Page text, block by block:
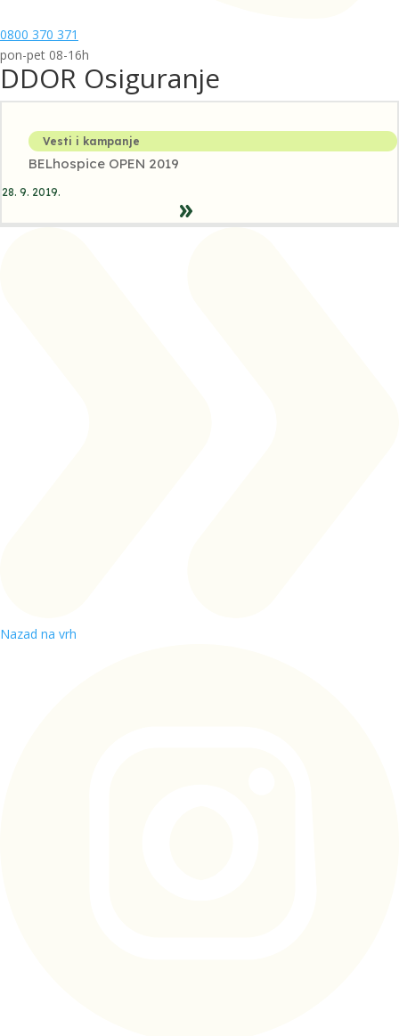
0800 370 371
pon-pet 08-16h
DDOR Osiguranje
Vesti i kampanje
BELhospice OPEN 2019
28. 9. 2019.
Nazad na vrh